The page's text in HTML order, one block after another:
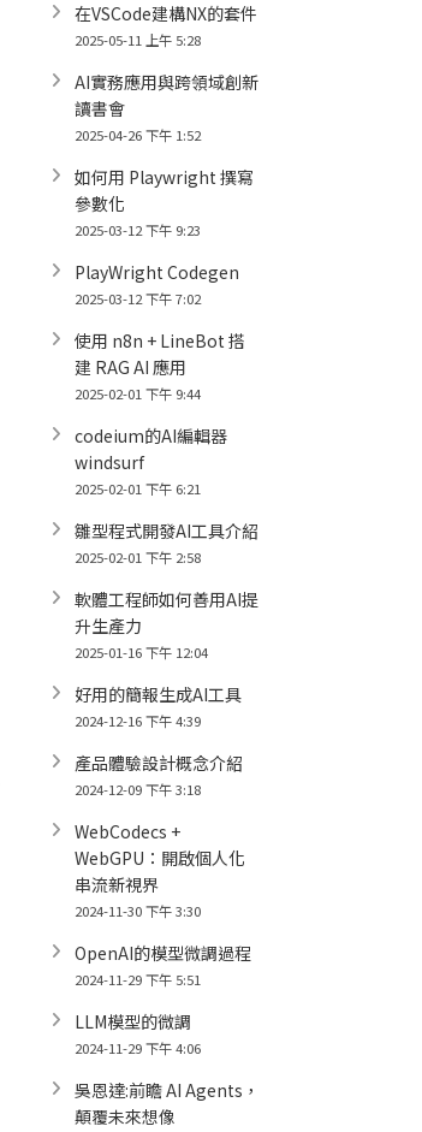
在VSCode建構NX的套件
2025-05-11 上午 5:28
AI實務應用與跨領域創新
讀書會
2025-04-26 下午 1:52
如何用 Playwright 撰寫
參數化
2025-03-12 下午 9:23
PlayWright Codegen
2025-03-12 下午 7:02
使用 n8n + LineBot 搭
建 RAG AI 應用
2025-02-01 下午 9:44
codeium的AI編輯器
windsurf
2025-02-01 下午 6:21
雛型程式開發AI工具介紹
2025-02-01 下午 2:58
軟體工程師如何善用AI提
升生產力
2025-01-16 下午 12:04
好用的簡報生成AI工具
2024-12-16 下午 4:39
產品體驗設計概念介紹
2024-12-09 下午 3:18
WebCodecs +
WebGPU：開啟個人化
串流新視界
2024-11-30 下午 3:30
OpenAI的模型微調過程
2024-11-29 下午 5:51
LLM模型的微調
2024-11-29 下午 4:06
吳恩達:前瞻 AI Agents，
顛覆未來想像